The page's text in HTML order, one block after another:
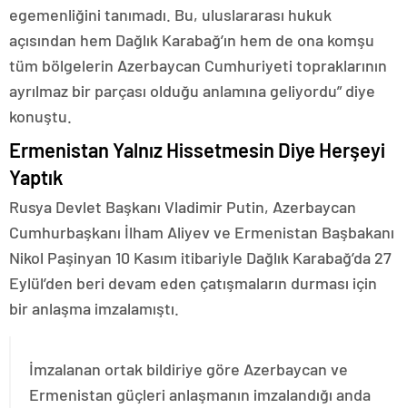
egemenliğini tanımadı. Bu, uluslararası hukuk
açısından hem Dağlık Karabağ’ın hem de ona komşu
tüm bölgelerin Azerbaycan Cumhuriyeti topraklarının
ayrılmaz bir parçası olduğu anlamına geliyordu” diye
konuştu.
Ermenistan Yalnız Hissetmesin Diye Herşeyi
Yaptık
Rusya Devlet Başkanı Vladimir Putin, Azerbaycan
Cumhurbaşkanı İlham Aliyev ve Ermenistan Başbakanı
Nikol Paşinyan 10 Kasım itibariyle Dağlık Karabağ’da 27
Eylül’den beri devam eden çatışmaların durması için
bir anlaşma imzalamıştı.
İmzalanan ortak bildiriye göre Azerbaycan ve
Ermenistan güçleri anlaşmanın imzalandığı anda